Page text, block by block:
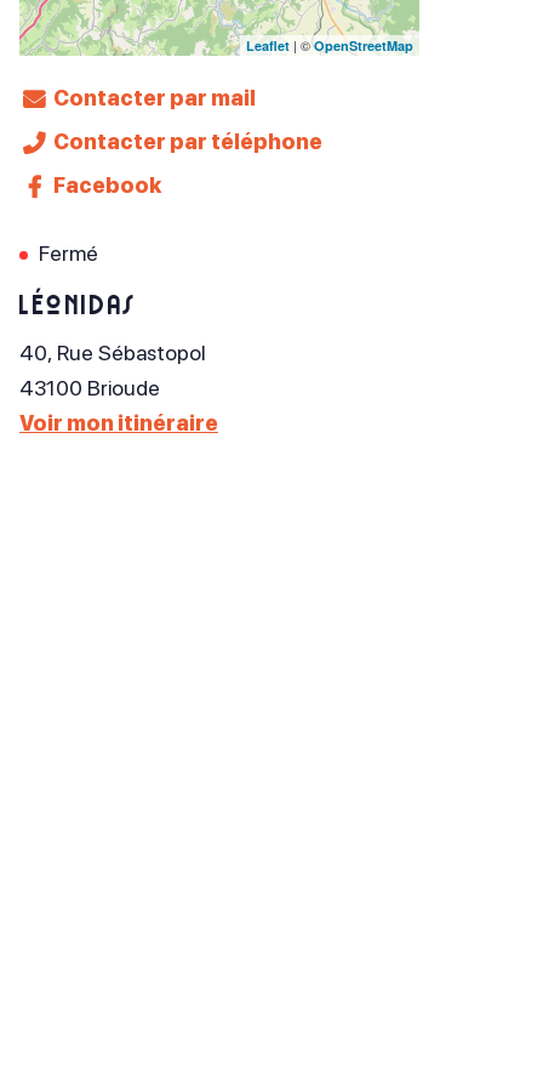
Leaflet | ©OpenStreetMap
Contacter par mail
Contacter par téléphone
Facebook
Fermé
Léonidas
40, Rue Sébastopol
43100 Brioude
Voir mon itinéraire